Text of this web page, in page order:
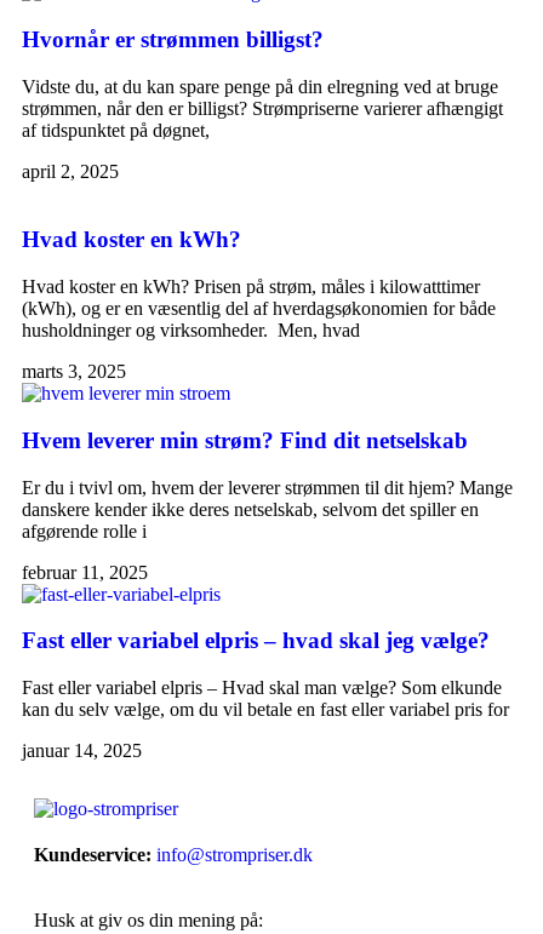
Hvornår er strømmen billigst?
Vidste du, at du kan spare penge på din elregning ved at bruge
strømmen, når den er billigst? Strømpriserne varierer afhængigt
af tidspunktet på døgnet,
april 2, 2025
Hvad koster en kWh?
Hvad koster en kWh? Prisen på strøm, måles i kilowatttimer
(kWh), og er en væsentlig del af hverdagsøkonomien for både
husholdninger og virksomheder. Men, hvad
marts 3, 2025
Hvem leverer min strøm? Find dit netselskab
Er du i tvivl om, hvem der leverer strømmen til dit hjem? Mange
danskere kender ikke deres netselskab, selvom det spiller en
afgørende rolle i
februar 11, 2025
Fast eller variabel elpris – hvad skal jeg vælge?
Fast eller variabel elpris – Hvad skal man vælge? Som elkunde
kan du selv vælge, om du vil betale en fast eller variabel pris for
januar 14, 2025
Kundeservice: info@strompriser.dk
Husk at giv os din mening på: